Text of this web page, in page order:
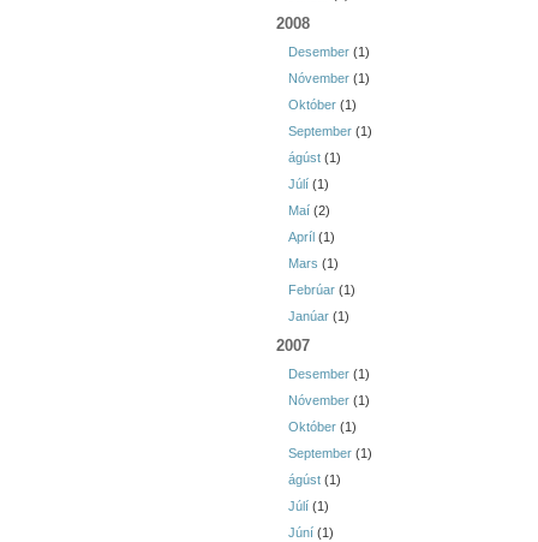
2008
Desember (1)
Nóvember (1)
Október (1)
September (1)
ágúst (1)
Júlí (1)
Maí (2)
Apríl (1)
Mars (1)
Febrúar (1)
Janúar (1)
2007
Desember (1)
Nóvember (1)
Október (1)
September (1)
ágúst (1)
Júlí (1)
Júní (1)